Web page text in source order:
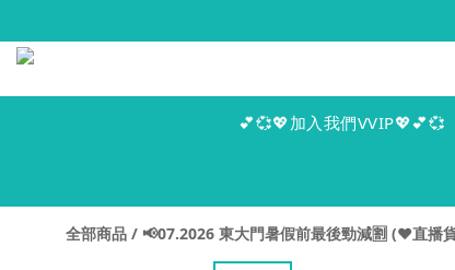
💕💞💖加入我們VVIP💖💕💞
全部商品 / 📢07.2026 東大門暑假前最後勁減🈹 (♥️直播